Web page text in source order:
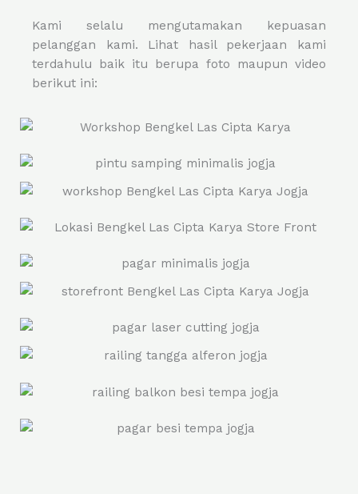
Kami selalu mengutamakan kepuasan
pelanggan kami. Lihat hasil pekerjaan kami
terdahulu baik itu berupa foto maupun video
berikut ini: